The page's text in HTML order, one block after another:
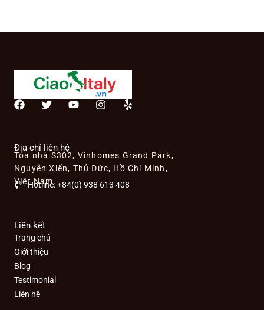
F
b
o
o
k
T
t
e
r
Y
b
e
I
g
r
m
Y
Địa chỉ liên hệ
Tòa nhà S302, Vinhomes Grand Park,
Nguyễn Xiển, Thủ Đức, Hồ Chí Minh,
Việt Nam
Hotline: +84(0) 938 613 408
Liên kết
Trang chủ
Giới thiệu
Blog
Testimonial
Liên hệ